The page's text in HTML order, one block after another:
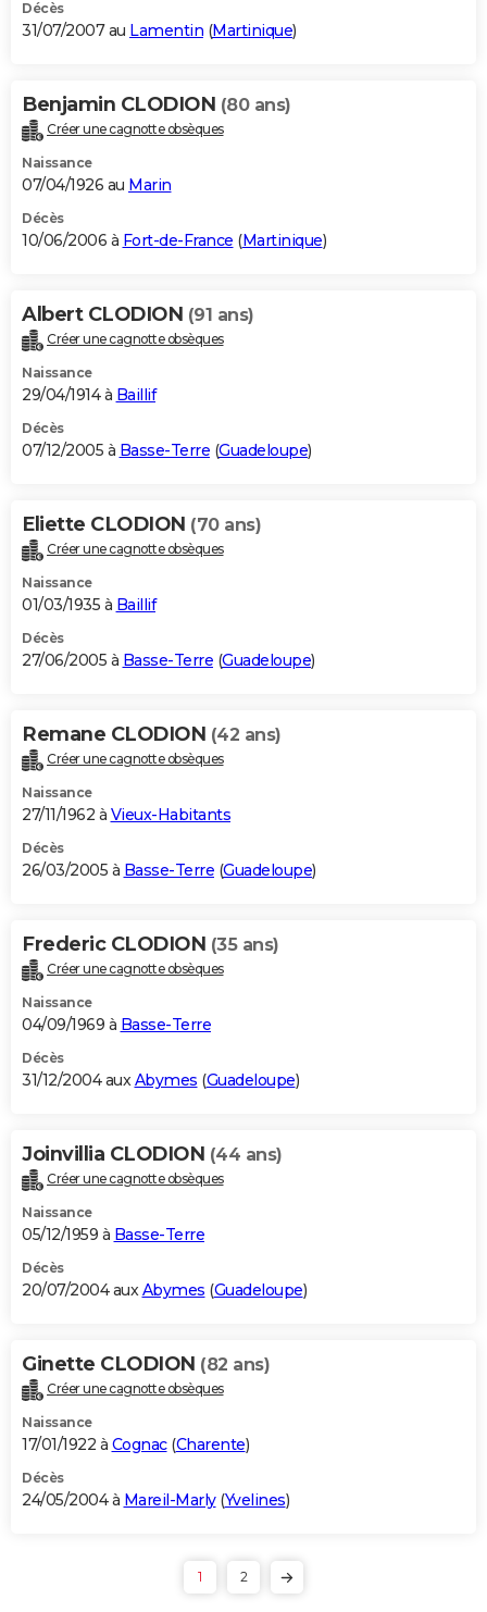
Décès
31/07/2007 au Lamentin (Martinique)
Benjamin CLODION (80 ans)
Créer une cagnotte obsèques
Naissance
07/04/1926 au Marin
Décès
10/06/2006 à Fort-de-France (Martinique)
Albert CLODION (91 ans)
Créer une cagnotte obsèques
Naissance
29/04/1914 à Baillif
Décès
07/12/2005 à Basse-Terre (Guadeloupe)
Eliette CLODION (70 ans)
Créer une cagnotte obsèques
Naissance
01/03/1935 à Baillif
Décès
27/06/2005 à Basse-Terre (Guadeloupe)
Remane CLODION (42 ans)
Créer une cagnotte obsèques
Naissance
27/11/1962 à Vieux-Habitants
Décès
26/03/2005 à Basse-Terre (Guadeloupe)
Frederic CLODION (35 ans)
Créer une cagnotte obsèques
Naissance
04/09/1969 à Basse-Terre
Décès
31/12/2004 auxAbymes (Guadeloupe)
Joinvillia CLODION (44 ans)
Créer une cagnotte obsèques
Naissance
05/12/1959 à Basse-Terre
Décès
20/07/2004 auxAbymes (Guadeloupe)
Ginette CLODION (82 ans)
Créer une cagnotte obsèques
Naissance
17/01/1922 à Cognac(Charente)
Décès
24/05/2004 à Mareil-Marly(Yvelines)
1 2